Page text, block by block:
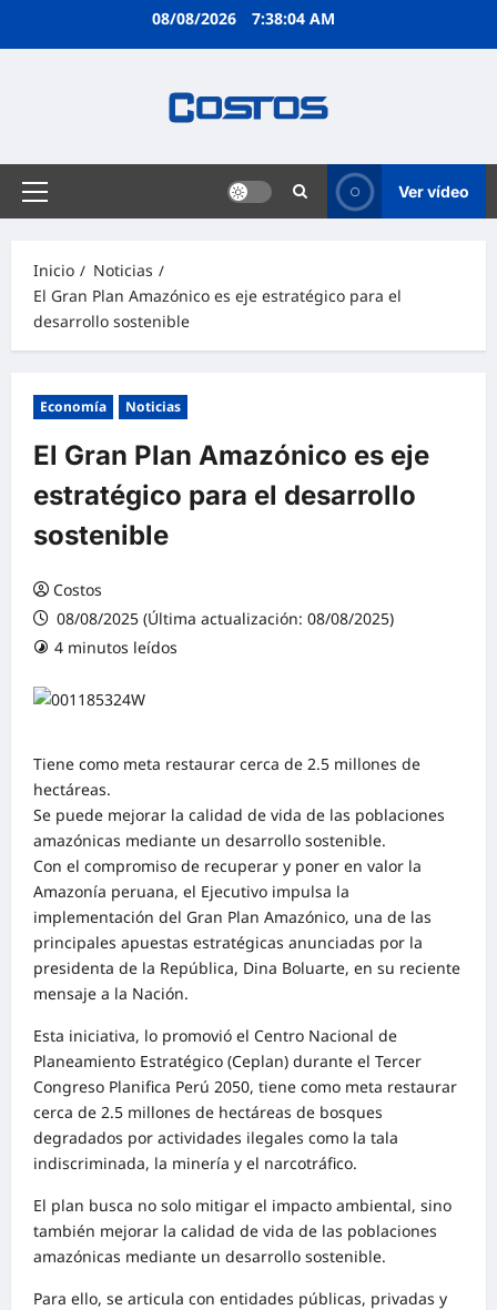
08/08/2026 7:38:05 AM
Ver vídeo
Inicio
Noticias
El Gran Plan Amazónico es eje estratégico para el
desarrollo sostenible
Economía Noticias
El Gran Plan Amazónico es eje
estratégico para el desarrollo
sostenible
Costos
08/08/2025 (Última actualización: 08/08/2025)
4 minutos leídos
Tiene como meta restaurar cerca de 2.5 millones de
hectáreas.
Se puede mejorar la calidad de vida de las poblaciones
amazónicas mediante un desarrollo sostenible.
Con el compromiso de recuperar y poner en valor la
Amazonía peruana, el Ejecutivo impulsa la
implementación del Gran Plan Amazónico, una de las
principales apuestas estratégicas anunciadas por la
presidenta de la República, Dina Boluarte, en su reciente
mensaje a la Nación.
Esta iniciativa, lo promovió el Centro Nacional de
Planeamiento Estratégico (Ceplan) durante el Tercer
Congreso Planifica Perú 2050, tiene como meta restaurar
cerca de 2.5 millones de hectáreas de bosques
degradados por actividades ilegales como la tala
indiscriminada, la minería y el narcotráfico.
El plan busca no solo mitigar el impacto ambiental, sino
también mejorar la calidad de vida de las poblaciones
amazónicas mediante un desarrollo sostenible.
Para ello, se articula con entidades públicas, privadas y